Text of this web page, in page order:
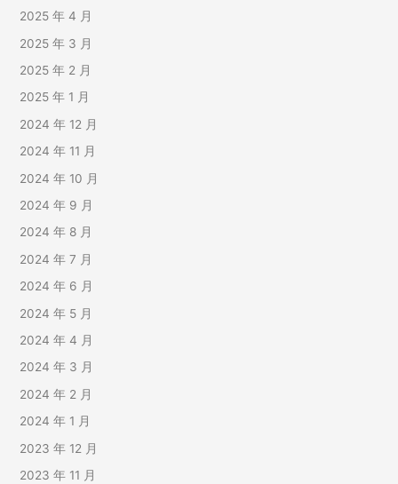
2025 年 4 月
2025 年 3 月
2025 年 2 月
2025 年 1 月
2024 年 12 月
2024 年 11 月
2024 年 10 月
2024 年 9 月
2024 年 8 月
2024 年 7 月
2024 年 6 月
2024 年 5 月
2024 年 4 月
2024 年 3 月
2024 年 2 月
2024 年 1 月
2023 年 12 月
2023 年 11 月